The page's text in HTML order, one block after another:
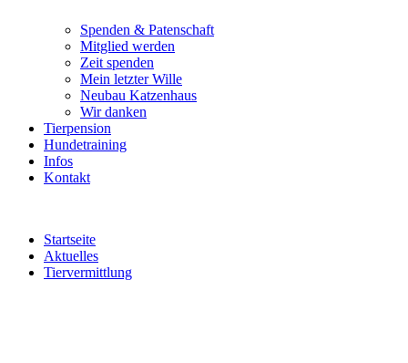
Spenden & Patenschaft
Mitglied werden
Zeit spenden
Mein letzter Wille
Neubau Katzenhaus
Wir danken
Tierpension
Hundetraining
Infos
Kontakt
Startseite
Aktuelles
Tiervermittlung